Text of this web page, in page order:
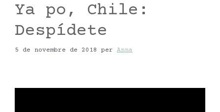
Ya po, Chile:
Despídete
5 de novembre de 2018 per Anna